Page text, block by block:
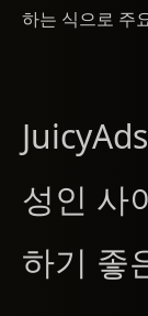
하는 식으로 주
성인 사
하기 좋